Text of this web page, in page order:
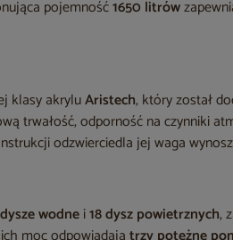
pojemność1650 litrów
klasy akryluAristech, który został
trwałość, odporność na czynniki
odzwierciedla jej waga
wodnei18 dysz powietrznych,